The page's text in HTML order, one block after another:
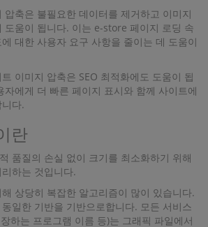
축은 불필요한 데이터를 제거하고 이미지
도움이 됩니다. 이는 e-store 페이지 로딩 속
대한 사용자 요구 사항을 줄이는 데 도움이
이미지 압축은 SEO 최적화에도 도움이 됩
자에게 더 빠른 페이지 표시와 함께 사이트에
다.
란
품질의 손실 없이 크기를 최소화하기 위해
하는 것입니다.
상당히 복잡한 알고리즘이 많이 있습니다.
일한 기반을 기반으로합니다. 모든 서비스
하는 프로그램 이름 등)는 그래픽 파일에서